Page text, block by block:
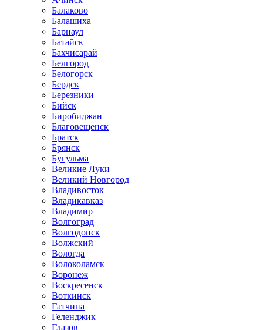
Балаково
Балашиха
Барнаул
Батайск
Бахчисарай
Белгород
Белогорск
Бердск
Березники
Бийск
Биробиджан
Благовещенск
Братск
Брянск
Бугульма
Великие Луки
Великий Новгород
Владивосток
Владикавказ
Владимир
Волгоград
Волгодонск
Волжский
Вологда
Волоколамск
Воронеж
Воскресенск
Воткинск
Гатчина
Геленджик
Глазов